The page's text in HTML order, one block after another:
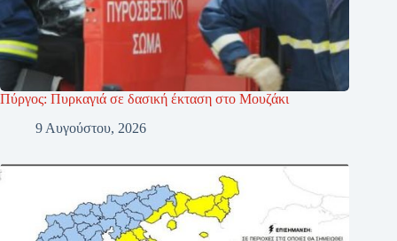
Πύργος: Πυρκαγιά σε δασική έκταση στο Μουζάκι
9 Αυγούστου, 2026